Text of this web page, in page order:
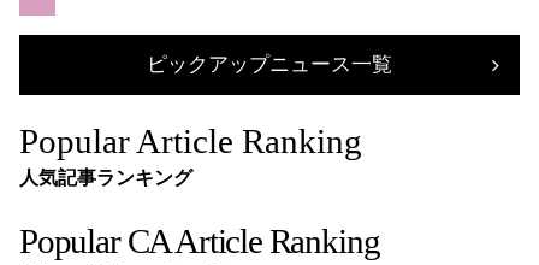
ピックアップニュース一覧
Popular Article Ranking
人気記事ランキング
Popular CA Article Ranking